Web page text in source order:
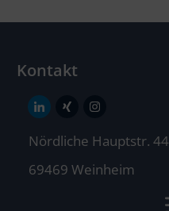
Kontakt
Nördliche Hauptstr. 44
69469 Weinheim